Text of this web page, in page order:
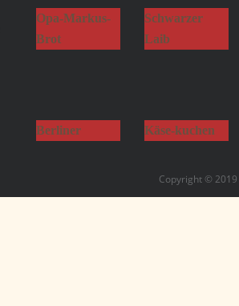
Opa-Markus-
Brot
Schwarzer
Laib
Berliner Käse-kuchen
Copyright © 2019